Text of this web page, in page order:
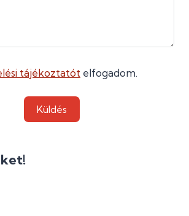
tájékoztatót elfogadom.
Küldés